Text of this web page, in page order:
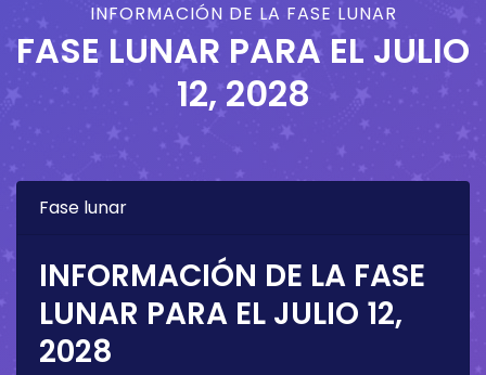
INFORMACIÓN DE LA FASE LUNAR
FASE LUNAR PARA EL JULIO
12, 2028
Fase lunar
INFORMACIÓN DE LA FASE
LUNAR PARA EL JULIO 12,
2028